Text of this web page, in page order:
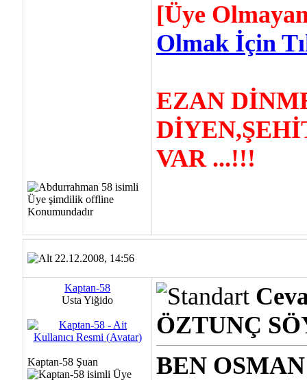
[Üye
Olmak İçin
EZAN
VAR ...!!!
22.12.2008, 14:56
Kaptan-58
Usta Yiğido
Kaptan-58 Şuan
ÖZTUNÇ
BEN